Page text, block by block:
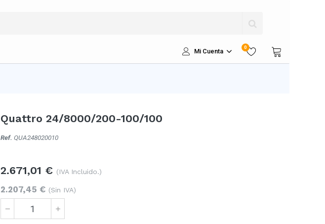
Mi Cuenta
0
Quattro 24/8000/200-100/100
Ref. QUA248020010
2.671,01 € (IVA Incluido.)
2.207,45 € (Sin IVA)